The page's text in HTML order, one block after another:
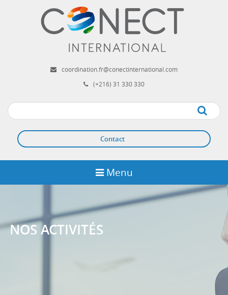
coordination.fr@conectinternational.com
(+216) 31 330 330
Apply
Contact
Menu
NOS ACTIVITÉS